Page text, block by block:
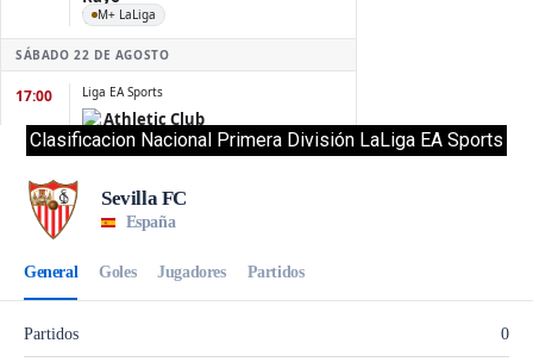
Clasificacion Nacional Primera División LaLiga EA Sports